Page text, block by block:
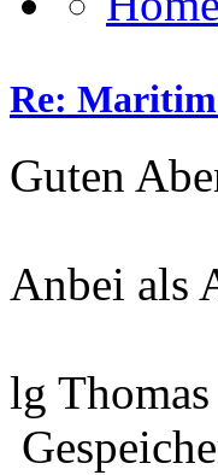
Re: Maritim
Guten
Anbei als
lg